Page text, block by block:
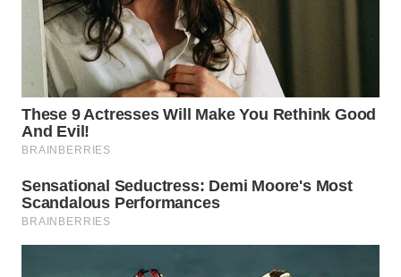
WN
INDRAMAYU
WN
KUNINGAN
WN
MAJALENGKA
WN
SUBANG